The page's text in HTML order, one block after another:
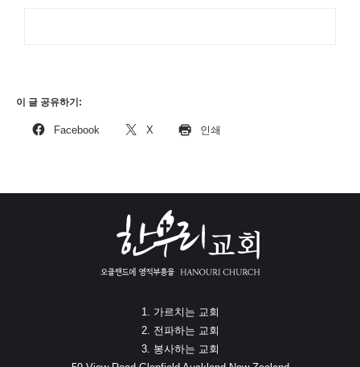
이 글 공유하기:
Facebook X 인쇄
1. 가르치는 교회
2. 전파하는 교회
3. 봉사하는 교회